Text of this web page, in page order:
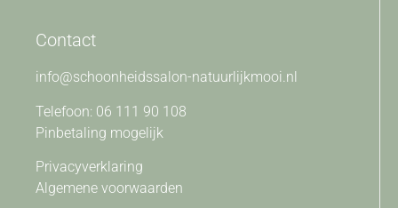
Contact
info@schoonheidssalon-natuurlijkmooi.nl
Telefoon: 06 111 90 108
Pinbetaling mogelijk
Privacyverklaring
Algemene voorwaarden